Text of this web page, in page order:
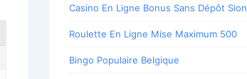
Casino En Ligne Bonus Sans Dépôt Sion
Roulette En Ligne Mise Maximum 500
Bingo Populaire Belgique